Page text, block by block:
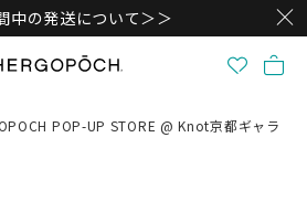
中の発送について＞＞
POP-UP STORE @ Knot京都ギャラ